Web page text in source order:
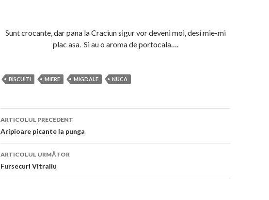
Sunt crocante, dar pana la Craciun sigur vor deveni moi, desi mie-mi
plac asa. Si au o aroma de portocala….
BISCUITI MIERE MIGDALE NUCA
Navigare
în
articol
ARTICOLUL PRECEDENT
Aripioare picante la punga
ARTICOLUL URMĂTOR
Fursecuri Vitraliu